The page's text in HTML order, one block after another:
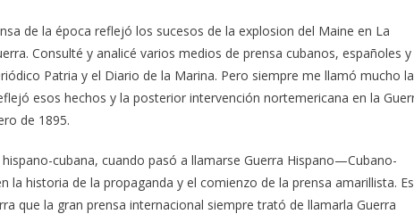
de la época reflejó los sucesos de la explosion del Maine en La
Consulté y analicé varios medios de prensa cubanos, españoles y
Patria y el Diario de la Marina. Pero siempre me llamó mucho la
esos hechos y la posterior intervención nortemericana en la
de 1895.
cubana, cuando pasó a llamarse Guerra Hispano—Cubano-
historia de la propaganda y el comienzo de la prensa amarillista. Es
que la gran prensa internacional siempre trató de llamarla Guerra